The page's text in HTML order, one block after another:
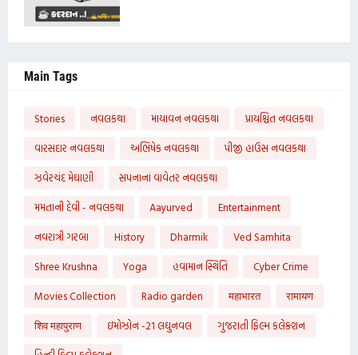
Main Tags
Stories નવલકથા માયાવન નવલકથા
પ્રાયશ્ચિત નવલકથા
વારસદાર નવલકથા
અભિષેક નવલકથા
પીજી હાઉસ નવલકથા
ઝવેરચંદ મેઘાણી
સપનાનાં વાવેતર નવલકથા
મમતાની દેવી - નવલકથા
Aayurved
Entertainment
નવરાત્રી ગરબા
History Dharmik
Ved Samhita
Shree Krushna
Yoga હવામાન સ્થિતિ
Cyber Crime
Movies Collection
Radio garden महाभारत
रामायण
शिव महापुराण
ઇમોઝોન -21 લઘુનવલ
ગુજરાતી ફિલ્મ કલેક્શન